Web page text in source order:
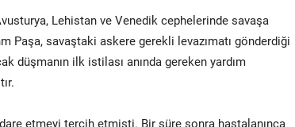
Lehistan ve Venedik cephelerinde savaşa
Paşa, savaştaki askere gerekli levazımatı gönderdiği
düşmanın ilk istilası anında gereken yardım
etmeyi tercih etmişti. Bir süre sonra hastalanınca